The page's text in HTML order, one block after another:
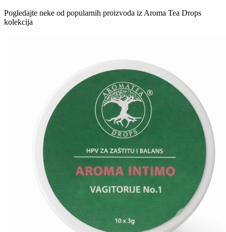
Pogledajte neke od popularnih proizvoda iz Aroma Tea Drops
kolekcija